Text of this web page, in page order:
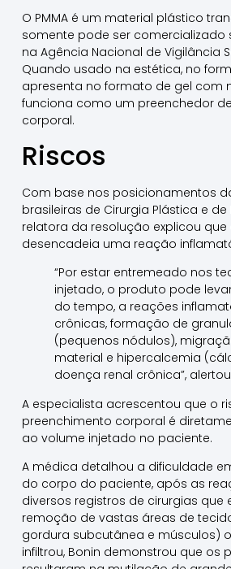
O PMMA é um material plástico
somente pode ser comercializado
na Agência Nacional de Vigilância
Quando usado na estética, no
apresenta no formato de gel com
funciona como um preenchedor
corporal.
Riscos
Com base nos posicionamentos
brasileiras de Cirurgia Plástica e
relatora da resolução explicou que
desencadeia uma reação
“Por estar entremeado nos
injetado, o produto pode
do tempo, a reações
crônicas, formação de
(pequenos nódulos),
material e hipercalcemia
doença renal crônica”,
A especialista acrescentou que o
preenchimento corporal é
ao volume injetado no paciente.
A médica detalhou a dificuldade
do corpo do paciente, após as
diversos registros de cirurgias que
remoção de vastas áreas de
gordura subcutânea e músculos)
infiltrou, Bonin demonstrou que os